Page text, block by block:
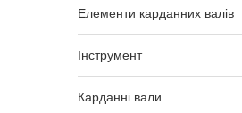
Елементи карданних валів
Інструмент
Карданні вали